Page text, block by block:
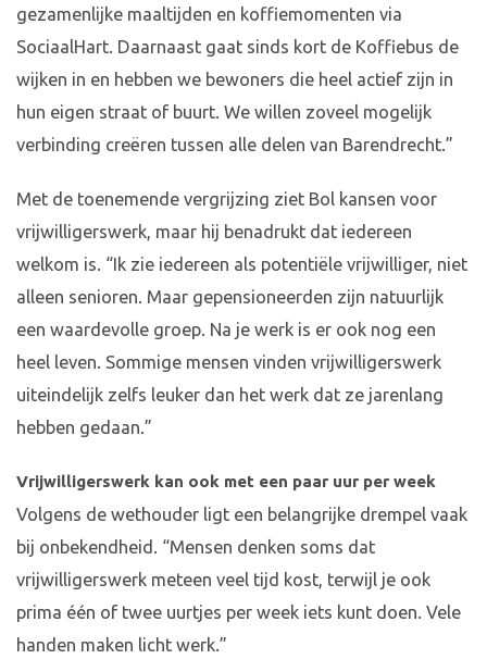
gezamenlijke maaltijden en koffiemomenten via
SociaalHart. Daarnaast gaat sinds kort de Koffiebus de
wijken in en hebben we bewoners die heel actief zijn in
hun eigen straat of buurt. We willen zoveel mogelijk
verbinding creëren tussen alle delen van Barendrecht.”
Met de toenemende vergrijzing ziet Bol kansen voor
vrijwilligerswerk, maar hij benadrukt dat iedereen
welkom is. “Ik zie iedereen als potentiële vrijwilliger, niet
alleen senioren. Maar gepensioneerden zijn natuurlijk
een waardevolle groep. Na je werk is er ook nog een
heel leven. Sommige mensen vinden vrijwilligerswerk
uiteindelijk zelfs leuker dan het werk dat ze jarenlang
hebben gedaan.”
Vrijwilligerswerk kan ook met een paar uur per week
Volgens de wethouder ligt een belangrijke drempel vaak
bij onbekendheid. “Mensen denken soms dat
vrijwilligerswerk meteen veel tijd kost, terwijl je ook
prima één of twee uurtjes per week iets kunt doen. Vele
handen maken licht werk.”